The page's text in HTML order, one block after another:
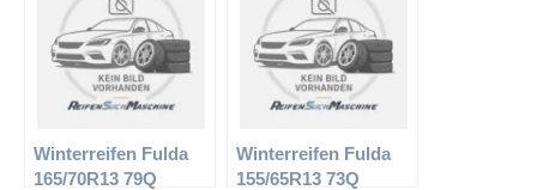
Winterreifen Fulda
165/70R13 79Q
Winterreifen Fulda
155/65R13 73Q